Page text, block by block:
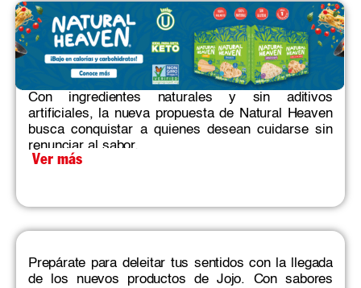
Con ingredientes naturales y sin aditivos
artificiales, la nueva propuesta de Natural Heaven
busca conquistar a quienes desean cuidarse sin
renunciar al sabor.
Ver más
Prepárate para deleitar tus sentidos con la llegada
de los nuevos productos de Jojo. Con sabores